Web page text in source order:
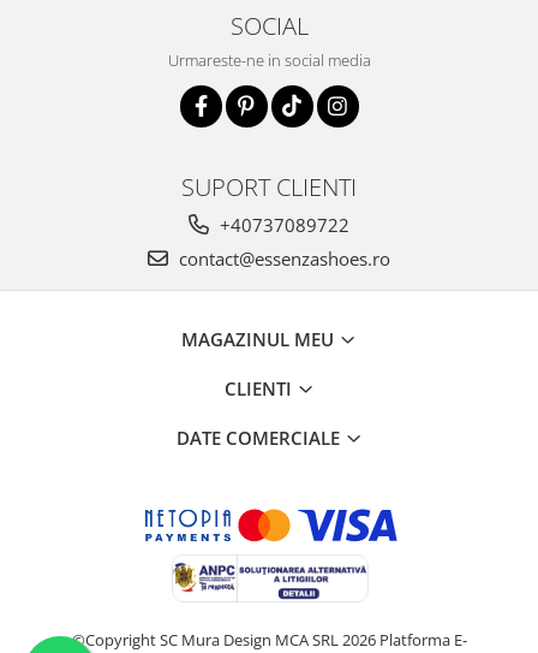
SOCIAL
Urmareste-ne in social media
SUPORT CLIENTI
+40737089722
contact@essenzashoes.ro
MAGAZINUL MEU
CLIENTI
DATE COMERCIALE
©Copyright SC Mura Design MCA SRL 2026 Platforma E-